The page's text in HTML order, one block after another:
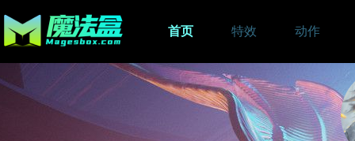
首页 特效 动作